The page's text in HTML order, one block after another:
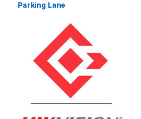
Parking Lane